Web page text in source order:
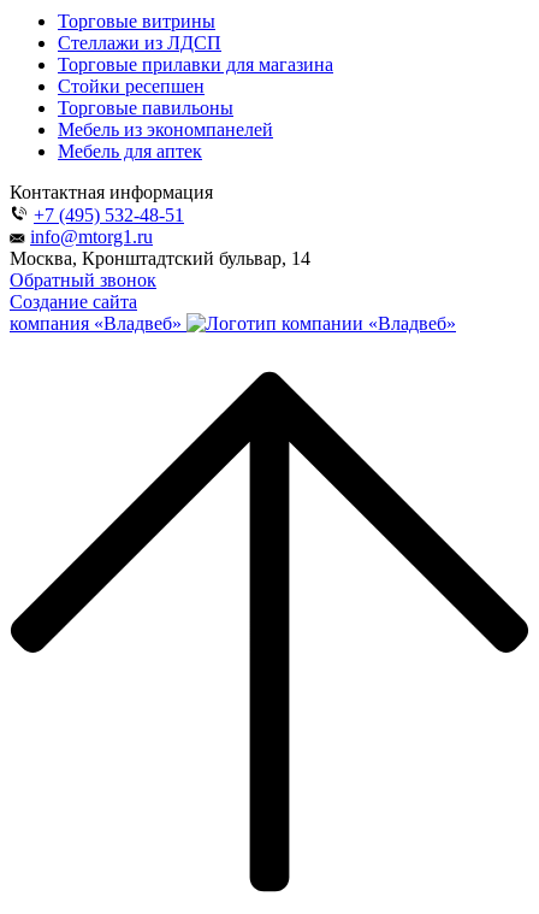
Торговые витрины
Стеллажи из ЛДСП
Торговые прилавки для магазина
Стойки ресепшен
Торговые павильоны
Мебель из экономпанелей
Мебель для аптек
Контактная информация
+7 (495) 532-48-51
info@mtorg1.ru
Москва, Кронштадтский бульвар, 14
Обратный звонок
Создание сайта
компания «Владвеб»